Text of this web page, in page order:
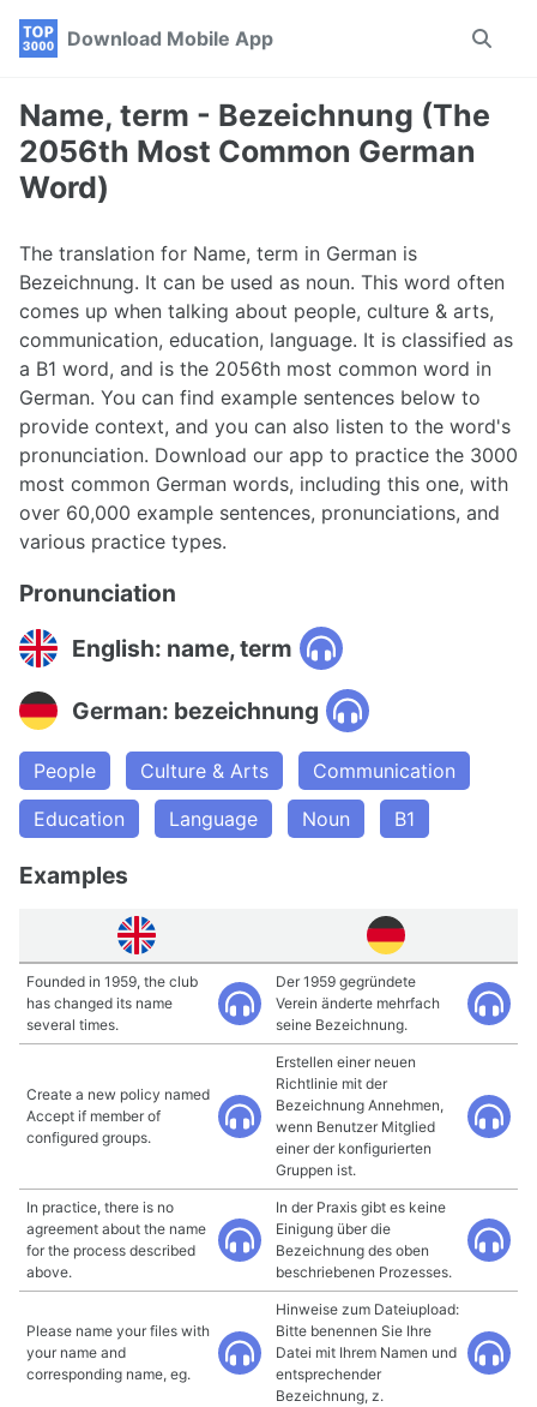
Skip
navigation
Skip
Skip
Download Mobile App
Toggle
Name, term - Bezeichnung (The
2056th Most Common German
Word)
The translation for Name, term in German is
Bezeichnung. It can be used as noun. This word often
comes up when talking about people, culture & arts,
communication, education, language. It is classified as
a B1 word, and is the 2056th most common word in
German. You can find example sentences below to
provide context, and you can also listen to the word's
pronunciation. Download our app to practice the 3000
most common German words, including this one, with
over 60,000 example sentences, pronunciations, and
various practice types.
Pronunciation
English: name, term
German: bezeichnung
People Culture & Arts
Communication
Education
Language Noun B1
Examples
Founded in 1959, the club
has changed its name
several times.
Der 1959 gegründete
Verein änderte mehrfach
seine Bezeichnung.
Create a new policy named
Accept if member of
configured groups.
Erstellen einer neuen
Richtlinie mit der
Bezeichnung Annehmen,
wenn Benutzer Mitglied
einer der konfigurierten
Gruppen ist.
In practice, there is no
agreement about the name
for the process described
above.
In der Praxis gibt es keine
Einigung über die
Bezeichnung des oben
beschriebenen Prozesses.
Please name your files with
your name and
corresponding name, eg.
Hinweise zum Dateiupload:
Bitte benennen Sie Ihre
Datei mit Ihrem Namen und
entsprechender
Bezeichnung, z.